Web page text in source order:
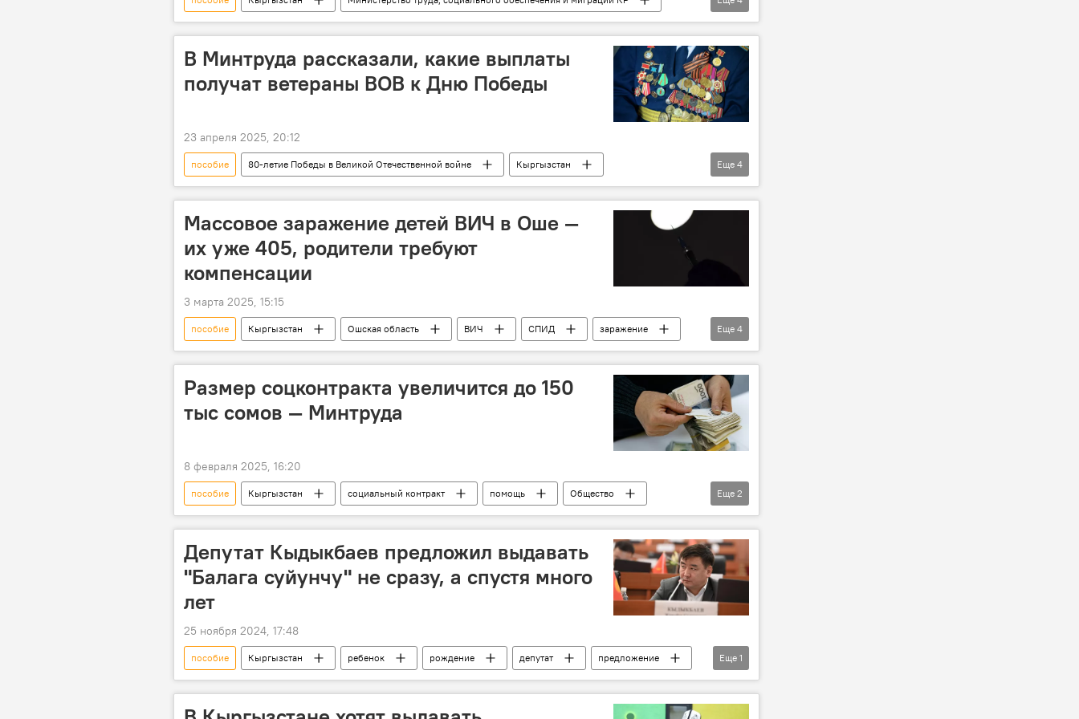
горы
проект закон помощь
В Минтруда рассказали, какие выплаты
получат ветераны ВОВ к Дню Победы
23 апреля 2025, 20:12
пособие 80-летие Победы в Великой Отечественной войне
Кыргызстан
Великая Отечественная война
ветеран выплата День Победы
Еще 4
Массовое заражение детей ВИЧ в Оше —
их уже 405, родители требуют
компенсации
3 марта 2025, 15:15
пособие Кыргызстан Ошская область ВИЧ СПИД
заражение
компенсация
Жогорку Кенеш Инфекция Умуткан Чокморова
Еще 4
Размер соцконтракта увеличится до 150
тыс сомов — Минтруда
8 февраля 2025, 16:20
пособие Кыргызстан социальный контракт помощь
Общество
семья
бизнес
Еще 2
Депутат Кыдыкбаев предложил выдавать
"Балага суйунчу" не сразу, а спустя много
лет
25 ноября 2024, 17:48
пособие Кыргызстан ребенок рождение депутат
предложение
выплата
Еще 1